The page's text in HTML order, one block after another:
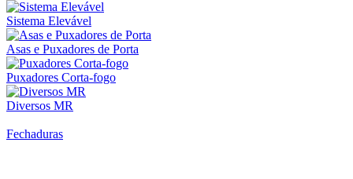
Sistema Elevável
Asas e Puxadores de Porta
Puxadores Corta-fogo
Diversos MR
Fechaduras